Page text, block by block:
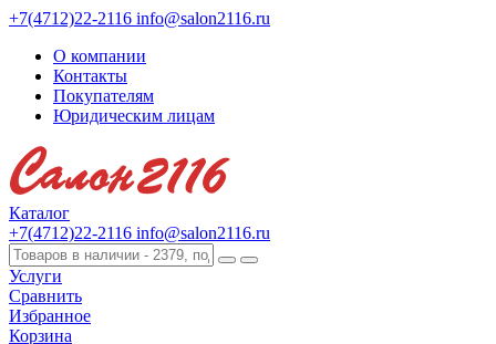
+7(4712)22-2116 info@salon2116.ru
О компании
Контакты
Покупателям
Юридическим лицам
Каталог
+7(4712)22-2116 info@salon2116.ru
Услуги
Сравнить
Избранное
Корзина